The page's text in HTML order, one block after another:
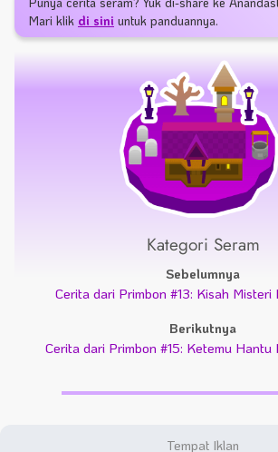
Mari klik di sini untuk panduannya.
Kategori Seram
Sebelumnya
Cerita dari Primbon #13: Kisah Misteri
Berikutnya
Cerita dari Primbon #15: Ketemu Hantu